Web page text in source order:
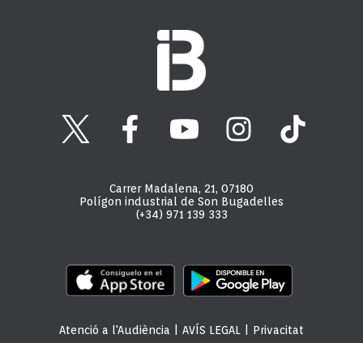
Carrer Madalena, 21, 07180
Polígon industrial de Son Bugadelles
(+34) 971 139 333
Atenció a l'Audiència AVÍS LEGAL Privacitat